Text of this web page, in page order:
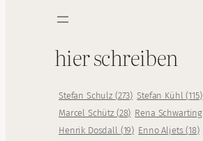
hier schreiben
Stefan Schulz (273) Stefan Kühl(115)
Marcel Schütz (28) Rena Schwarting
Henrik Dosdall (19) Enno Aljets(18)